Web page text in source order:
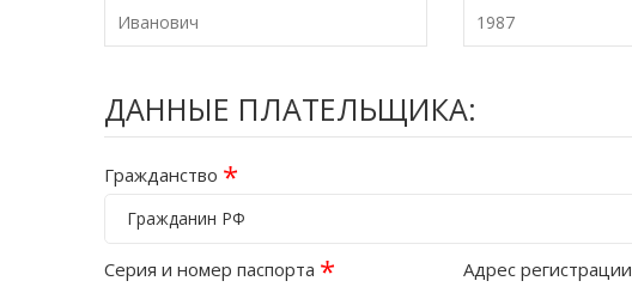
ДАННЫЕ ПЛАТЕЛЬЩИКА:
Гражданство *
Гражданин РФ
Серия и номер паспорта * Адрес регистрации